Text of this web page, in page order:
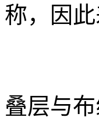
称，因
叠层与